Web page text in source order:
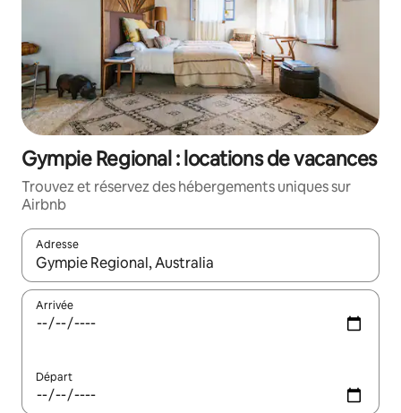
Gympie Regional : locations de vacances
Trouvez et réservez des hébergements uniques sur
Airbnb
Adresse
Lorsque les résultats s'affichent, utilisez les flèches vers le
Arrivée
Départ